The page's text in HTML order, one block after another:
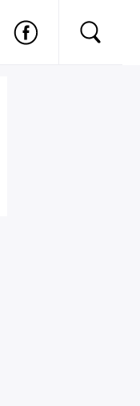
Nu ai cont?